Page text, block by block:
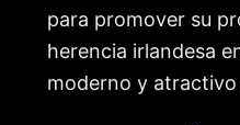
para promover su
herencia irlandesa
moderno y atractivo